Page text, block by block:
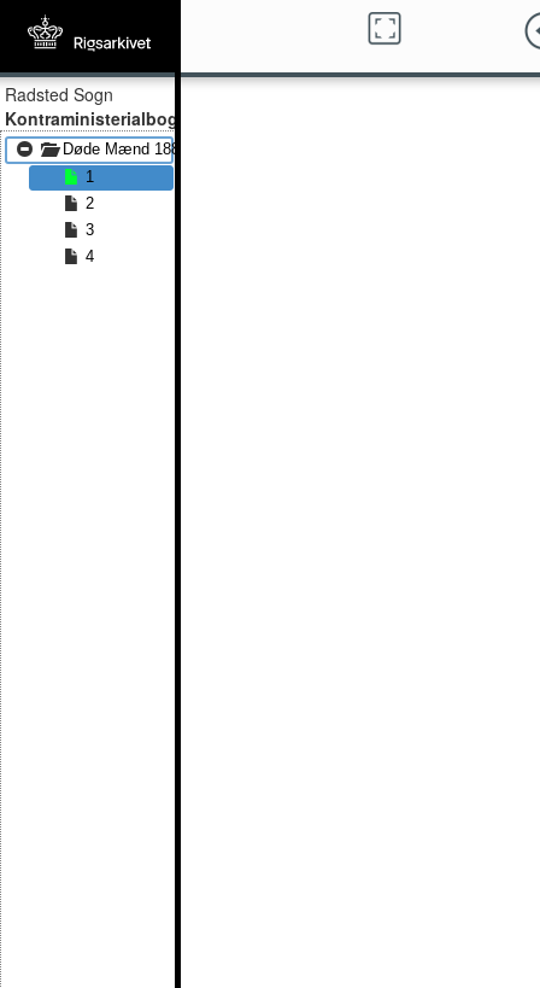
Radsted Sogn
Kontraministerialbog
Døde Mænd 1889 - Døde Mænd 1891
1
2
3
4